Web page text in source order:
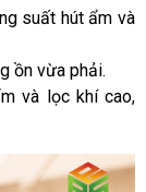
suất hút ẩm và
ồn vừa phải.
và lọc khí cao,